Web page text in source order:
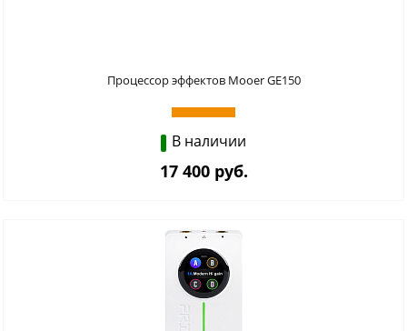
Процессор эффектов Mooer GE150
В наличии
17 400 руб.